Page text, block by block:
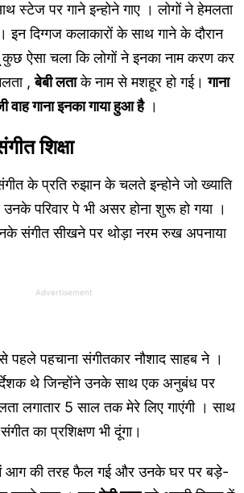
स्टेज पर गाने इन्होने गाए । लोगों ने हेमलता
इन दिग्गज कलाकारों के साथ गाने के दौरान
ऐसा चला कि लोगों ने इनका नाम करण कर
,बेबी लताके नाम से मशहूर हो गई।गाना
वाह गाना इनका गाया हुआ है।
शिक्षा
के प्रति रुझान के चलते इन्होने जो ख्याति
परिवार पे भी असर होना शुरू हो गया ।
संगीत सीखने पर थोड़ा नरम रुख अपनाया
Advertisement
पहले पहचाना संगीतकार नौशाद साहब ने ।
थे जिन्होंने उनके साथ एक अनुबंध पर
लगातार 5 साल तक मेरे लिए गाएंगी । साथ
का प्रशिक्षण भी दूंगा।
आग की तरह फैल गई और उनके घर पर बड़े-